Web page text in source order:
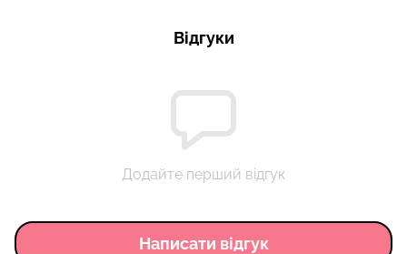
Відгуки
Додайте перший відгук
Написати відгук